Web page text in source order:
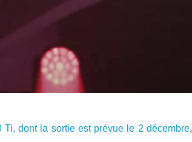
dont la sortie est prévue le 2 décembre,